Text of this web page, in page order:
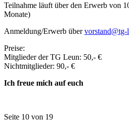
Teilnahme läuft über den Erwerb von
Monate)
Anmeldung/Erwerb übervorstand@tg-
Preise:
Mitglieder der TG Leun: 50,- €
Nichtmitglieder: 90,- €
Ich freue mich auf euch
Seite 10 von 19